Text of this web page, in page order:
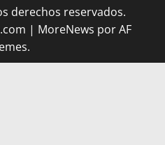
derechos reservados.
| MoreNews por AF